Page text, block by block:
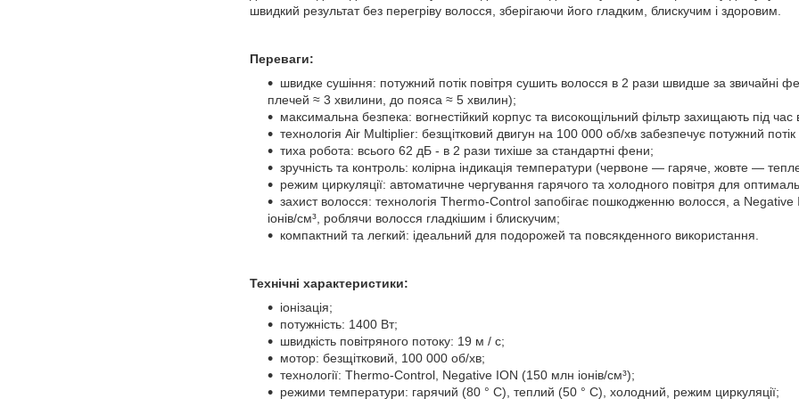
швидкий результат без перегріву волосся, зберігаючи його гладким, блискучим і здоровим.
Переваги:
швидке сушіння: потужний потік повітря сушить волосся в 2 рази швидше за звичайні
плечей ≈ 3 хвилини, до пояса ≈ 5 хвилин);
максимальна безпека: вогнестійкий корпус та високощільний фільтр захищають під час
технологія Air Multiplier: безщітковий двигун на 100 000 об/хв забезпечує потужний потік
тиха робота: всього 62 дБ - в 2 рази тихіше за стандартні фени;
зручність та контроль: колірна індикація температури (червоне — гаряче, жовте —
режим циркуляції: автоматичне чергування гарячого та холодного повітря для
захист волосся: технологія Thermo-Control запобігає пошкодженню волосся, а
іонів/см³, роблячи волосся гладкішим і блискучим;
компактний та легкий: ідеальний для подорожей та повсякденного використання.
Технічні характеристики:
іонізація;
потужність: 1400 Вт;
швидкість повітряного потоку: 19 м / с;
мотор: безщітковий, 100 000 об/хв;
технології: Thermo-Control, Negative ION (150 млн іонів/см³);
режими температури: гарячий (80 ° C), теплий (50 ° C), холодний, режим циркуляції;